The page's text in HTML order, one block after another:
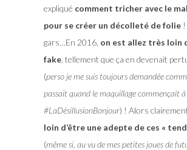
expliqué comment tricher avec le
pour se créer un décolleté de folie!
gars…En 2016, on est allez très loin
fake, tellement que ça en devenait
(perso je me suis toujours demandée
passait quand le maquillage commençait
#LaDésillusionBonjour) ! Alors
loin d’être une adepte de ces «
(même si, au vu de mes petites joues de